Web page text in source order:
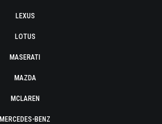
LEXUS
LOTUS
MASERATI
MAZDA
MCLAREN
MERCEDES-BENZ